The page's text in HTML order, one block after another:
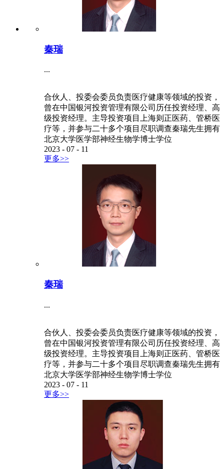
秦瑞
...
合伙人、投委会委员负责医疗健康等领域的投资，
曾在中国银河投资管理有限公司历任投资经理、高
级投资经理。主导投资项目上海则正医药、管桥医
疗等，并参与二十多个项目尽职调查秦瑞先生拥有
北京大学医学部神经生物学博士学位
2023 - 07 - 11
更多>>
秦瑞
...
合伙人、投委会委员负责医疗健康等领域的投资，
曾在中国银河投资管理有限公司历任投资经理、高
级投资经理。主导投资项目上海则正医药、管桥医
疗等，并参与二十多个项目尽职调查秦瑞先生拥有
北京大学医学部神经生物学博士学位
2023 - 07 - 11
更多>>